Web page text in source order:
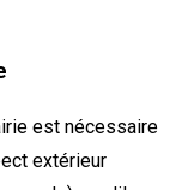
est nécessaire
extérieur